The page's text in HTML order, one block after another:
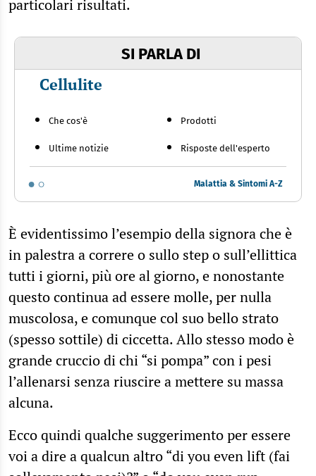
particolari risultati.
SI PARLA DI
Cellulite
Che cos'è
Ultime notizie
Prodotti
Risposte dell'esperto
Malattia & Sintomi A-Z
È evidentissimo l’esempio della signora che è
in palestra a correre o sullo step o sull’ellittica
tutti i giorni, più ore al giorno, e nonostante
questo continua ad essere molle, per nulla
muscolosa, e comunque col suo bello strato
(spesso sottile) di ciccetta. Allo stesso modo è
grande cruccio di chi “si pompa” con i pesi
l’allenarsi senza riuscire a mettere su massa
alcuna.
Ecco quindi qualche suggerimento per essere
voi a dire a qualcun altro “di you even lift (fai